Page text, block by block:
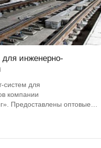
для инженерно-
систем для
компании
Предоставлены оптовые